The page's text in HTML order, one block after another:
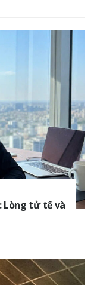
Lòng tử tế và